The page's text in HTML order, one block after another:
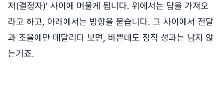
저(결정자)' 사이에 머물게 됩니다. 위에서는 답을 가져오
라고 하고, 아래에서는 방향을 묻습니다. 그 사이에서 전달
과 조율에만 매달리다 보면, 바쁜데도 정작 성과는 남지 않
는거죠.